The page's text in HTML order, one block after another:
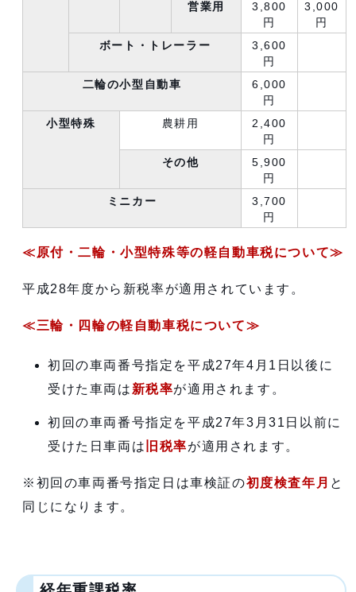
営業用
3,800
円
3,000
円
ボート・トレーラー
3,600
円
二輪の小型自動車
6,000
円
小型特殊
農耕用
2,400
円
その他
5,900
円
ミニカー
3,700
円
≪原付・二輪・小型特殊等の軽自動車税について≫
平成28年度から新税率が適用されています。
≪三輪・四輪の軽自動車税について≫
初回の車両番号指定を平成27年4月1日以後に
受けた車両は 新税率が適用されます。
初回の車両番号指定を平成27年3月31日以前に
受けた日車両は 旧税率が適用されます。
※初回の車両番号指定日は車検証の初度検査年月 と
同じになります。